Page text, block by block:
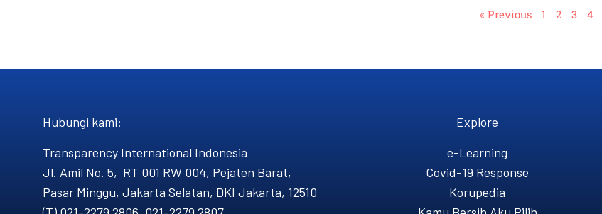
« Previous 1 2 3 4
Hubungi kami​:
Transparency International Indonesia
Jl. Amil No. 5, RT 001 RW 004, Pejaten Barat,
Pasar Minggu, Jakarta Selatan, DKI Jakarta, 12510
Explore
e-Learning
Covid-19 Response
Korupedia